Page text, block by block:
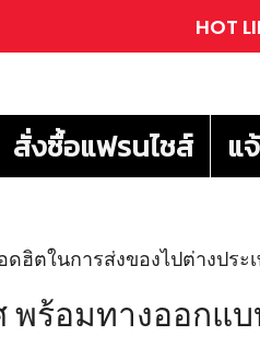
HOT
สั่งซื้อแฟรนไชส์ แ
ดฮิตในการส่งของไปต่างปร
พร้อมทางออกแ